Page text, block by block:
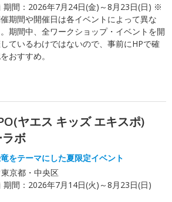
期間： 2026年7月24日(金)～8月23日(日) ※
期間や開催日は各イベントによって異な
期間中、全ワークショップ・イベントを開
ているわけではないので、事前にHPで確
おすすめ。
ヤエス キッズ エキスポ)
ボ
をテーマにした夏限定イベント
東京都・中央区
期間： 2026年7月14日(火)～8月23日(日)